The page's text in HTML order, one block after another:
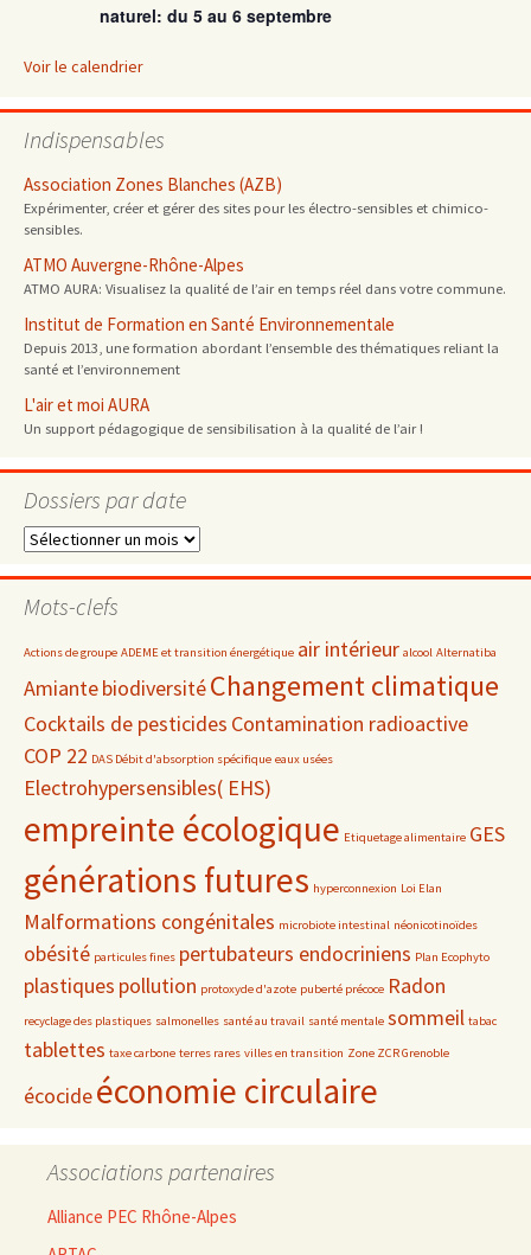
naturel: du 5 au 6 septembre
Voir le calendrier
Indispensables
Association Zones Blanches (AZB)
Expérimenter, créer et gérer des sites pour les électro-sensibles et chimico-
sensibles.
ATMO Auvergne-Rhône-Alpes
ATMO AURA: Visualisez la qualité de l’air en temps réel dans votre commune.
Institut de Formation en Santé Environnementale
Depuis 2013, une formation abordant l’ensemble des thématiques reliant la
santé et l’environnement
L'air et moi AURA
Un support pédagogique de sensibilisation à la qualité de l’air !
Dossiers par date
Dossiers
date
Mots-clefs
Actions de groupe ADEME et transition énergétique air intérieur alcool Alternatiba
AmiantebiodiversitéChangement climatique
Cocktails de pesticides Contamination radioactive
COP 22 DAS Débit d'absorption spécifique eaux usées
Electrohypersensibles( EHS)
empreinte écologique Etiquetage alimentaire GES
générations futures hyperconnexion Loi Elan
Malformations congénitales microbiote intestinal néonicotinoïdes
obésité particules fines pertubateurs endocriniens Plan Ecophyto
plastiques pollution protoxyde d'azote puberté précoce Radon
recyclage des plastiques salmonelles santé au travail santé mentale sommeil tabac
tablettes taxe carbone terres rares villes en transition Zone ZCR Grenoble
écocideéconomie circulaire
Associations partenaires
Alliance PEC Rhône-Alpes